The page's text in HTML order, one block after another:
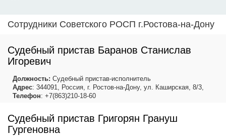
Сотрудники Советского РОСП г.Ростова-на-Дону
Судебный пристав Баранов Станислав
Игоревич
Должность: Судебный пристав-исполнитель
Адрес: 344091, Россия, г. Ростов-на-Дону, ул. Каширская, 8/3,
Телефон: +7(863)210-18-60
Судебный пристав Григорян Грануш
Гургеновна